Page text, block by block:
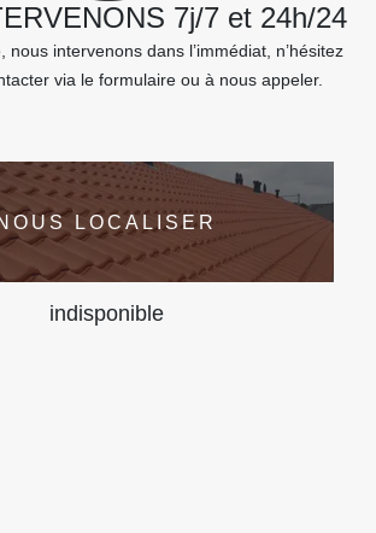
7j/7 et 24h/24
nous intervenons dans l’immédiat, n’hésitez
via le formulaire ou à nous appeler.
LOCALISER
indisponible